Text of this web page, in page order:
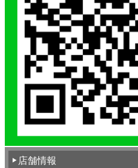
店舗情報